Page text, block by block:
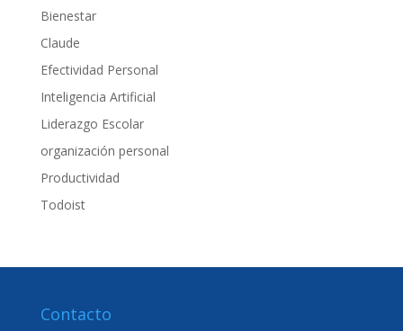
Bienestar
Claude
Efectividad Personal
Inteligencia Artificial
Liderazgo Escolar
organización personal
Productividad
Todoist
Contacto